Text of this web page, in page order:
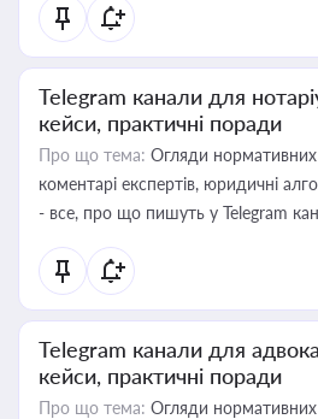
Telegram канали для
кейси, практичні поради
Про що тема: Огляди нормативних
коментарі експертів, юридичні
- все, про що пишуть у Telegram
Telegram канали для
кейси, практичні поради
Про що тема: Огляди нормативних